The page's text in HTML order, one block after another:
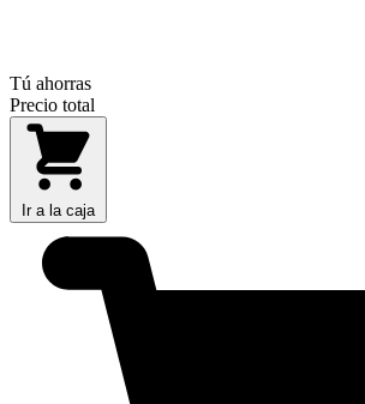
Tú ahorras
Precio total
Ir a la caja